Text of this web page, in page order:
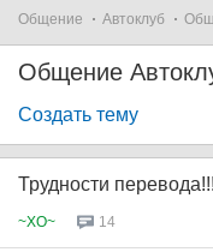
Общение Автоклуб
Общение
Создать тему
Трудности
~XO~ 14